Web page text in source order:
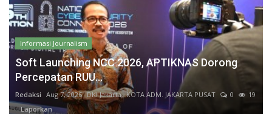
Informasi Journalism
Soft Launching NCC 2026, APTIKNAS Dorong
Percepatan RUU...
Redaksi Aug 7, 2026 DKI Jakarta KOTA ADM. JAKARTA PUSAT 0
19
Laporkan